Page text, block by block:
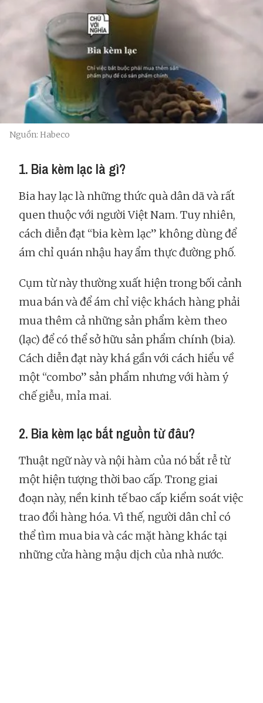
Nguồn: Habeco
1. Bia kèm lạc là gì?
Bia hay lạc là những thức quà dân dã và rất
quen thuộc với người Việt Nam. Tuy nhiên,
cách diễn đạt “bia kèm lạc” không dùng để
ám chỉ quán nhậu hay ẩm thực đường phố.
Cụm từ này thường xuất hiện trong bối cảnh
mua bán và để ám chỉ việc khách hàng phải
mua thêm cả những sản phẩm kèm theo
(lạc) để có thể sở hữu sản phẩm chính (bia).
Cách diễn đạt này khá gần với cách hiểu về
một “combo” sản phẩm nhưng với hàm ý
chế giễu, mỉa mai.
2. Bia kèm lạc bắt nguồn từ đâu?
Thuật ngữ này và nội hàm của nó bắt rễ từ
một hiện tượng thời bao cấp. Trong giai
đoạn này, nền kinh tế bao cấp kiểm soát việc
trao đổi hàng hóa. Vì thế, người dân chỉ có
thể tìm mua bia và các mặt hàng khác tại
những cửa hàng mậu dịch của nhà nước.